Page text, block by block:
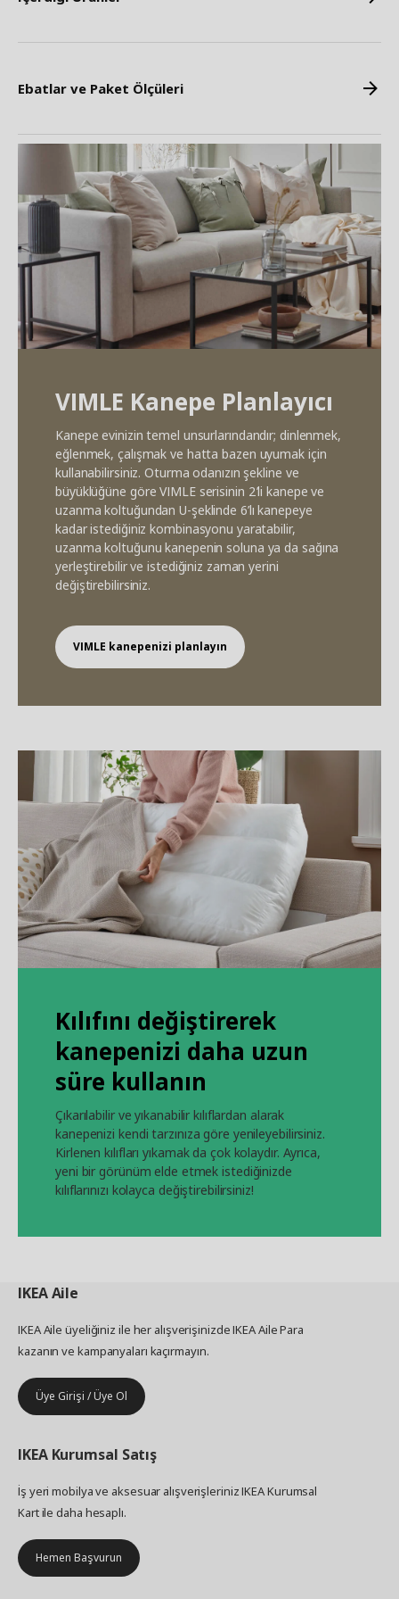
Ebatlar ve Paket Ölçüleri
VIMLE Kanepe Planlayıcı
Kanepe evinizin temel unsurlarındandır; dinlenmek,
eğlenmek, çalışmak ve hatta bazen uyumak için
kullanabilirsiniz. Oturma odanızın şekline ve
büyüklüğüne göre VIMLE serisinin 2’li kanepe ve
uzanma koltuğundan U-şeklinde 6’lı kanepeye
kadar istediğiniz kombinasyonu yaratabilir,
uzanma koltuğunu kanepenin soluna ya da sağına
yerleştirebilir ve istediğiniz zaman yerini
değiştirebilirsiniz.
VIMLE kanepenizi planlayın
Kılıfını değiştirerek
kanepenizi daha uzun
süre kullanın
Çıkarılabilir ve yıkanabilir kılıflardan alarak
kanepenizi kendi tarzınıza göre yenileyebilirsiniz.
Kirlenen kılıfları yıkamak da çok kolaydır. Ayrıca,
yeni bir görünüm elde etmek istediğinizde
kılıflarınızı kolayca değiştirebilirsiniz!
IKEAAile
IKEA Aile üyeliğiniz ile her alışverişinizde IKEA Aile Para
kazanın ve kampanyaları kaçırmayın.
Üye Girişi / Üye Ol
IKEA Kurumsal Satış
İş yeri mobilya ve aksesuar alışverişleriniz IKEA Kurumsal
Kart ile daha hesaplı.
Hemen Başvurun